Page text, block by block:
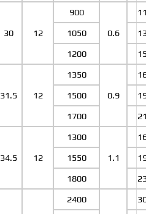
30 12
900
0.6
1050
1200
31.5 12
1350
0.9
1500
1700
34.5 12
1300
1.1
1550
1800
2400